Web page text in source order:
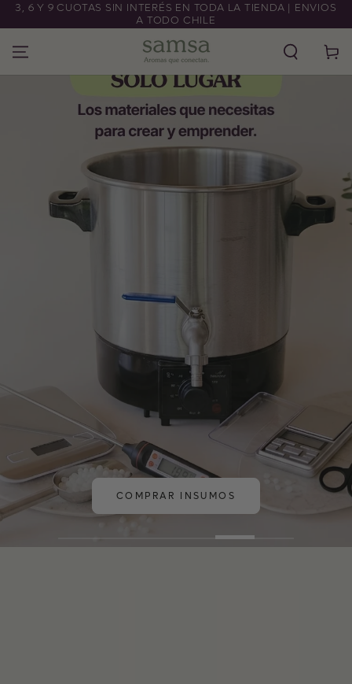
IR AL CONTENIDO
3, 6 Y 9 CUOTAS SIN INTERÉS EN TODA LA TIENDA | ENVIOS
A TODO CHILE
Carrito
COMPRAR INSUMOS